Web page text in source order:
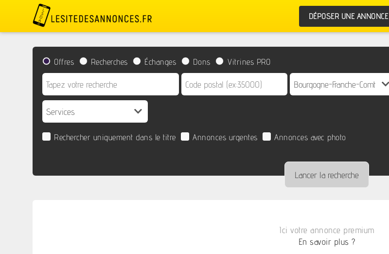
DÉPOSER UNE ANNONCE
Offres Recherches Échanges Dons Vitrines PRO
Rechercher uniquement dans le titre Annonces urgentes Annonces avec photo
Ici votre annonce premium
En savoir plus ?